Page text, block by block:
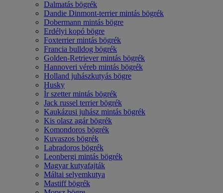
Dalmatás bögrék
Dandie Dinmont-terrier mintás bögrék
Dobermann mintás bögre
Erdélyi kopó bögre
Foxterrier mintás bögrék
Francia bulldog bögrék
Golden-Retriever mintás bögrék
Hannoveri véreb mintás bögrék
Holland juhászkutyás bögre
Husky
Ír szetter mintás bögrék
Jack russel terrier bögrék
Kaukázusi juhász mintás bögrék
Kis olasz agár bögrék
Komondoros bögrék
Kuvaszos bögrék
Labradoros bögrék
Leonbergi mintás bögrék
Magyar kutyafajták
Máltai selyemkutya
Mastiff bögrék